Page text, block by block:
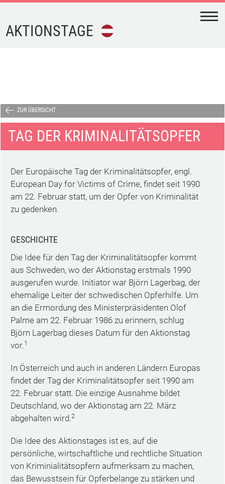
AKTIONSTAGE
KALENDER-
DOWNLOAD
TERMINE
IMPRESSUM
AKTIONSTAGE
ZUR ÜBERSICHT
TAG DER KRIMINALITÄTSOPFER
Der Europäische Tag der Kriminalitätsopfer, engl.
European Day for Victims of Crime, findet seit 1990
am 22. Februar statt, um der Opfer von Kriminalität
zu gedenken.
GESCHICHTE
Die Idee für den Tag der Kriminalitätsopfer kommt
aus Schweden, wo der Aktionstag erstmals 1990
ausgerufen wurde. Initiator war Björn Lagerbag, der
ehemalige Leiter der schwedischen Opferhilfe. Um
an die Ermordung des Ministerpräsidenten Olof
Palme am 22. Februar 1986 zu erinnern, schlug
Björn Lagerbag dieses Datum für den Aktionstag
vor.1
In Österreich und auch in anderen Ländern Europas
findet der Tag der Kriminalitätsopfer seit 1990 am
22. Februar statt. Die einzige Ausnahme bildet
Deutschland, wo der Aktionstag am 22. März
abgehalten wird.2
Die Idee des Aktionstages ist es, auf die
persönliche, wirtschaftliche und rechtliche Situation
von Kriminialitätsopfern aufmerksam zu machen,
das Bewusstsein für Opferbelange zu stärken und